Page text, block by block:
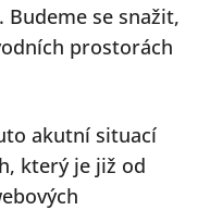
se snažit,
prostorách
akutní situací
který je již od